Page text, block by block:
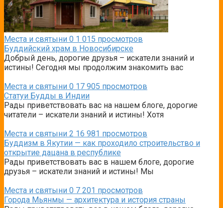
Места и святыни 0 1 015 просмотров
Буддийский храм в Новосибирске
Добрый день, дорогие друзья – искатели знаний и
истины! Сегодня мы продолжим знакомить вас
Места и святыни 0 17 905 просмотров
Статуи Будды в Индии
Рады приветствовать вас на нашем блоге, дорогие
читатели – искатели знаний и истины! Хотя
Места и святыни 2 16 981 просмотров
Буддизм в Якутии — как проходило строительство и
открытие дацана в республике
Рады приветствовать вас в нашем блоге, дорогие
друзья – искатели знаний и истины! Мы
Места и святыни 0 7 201 просмотров
Города Мьянмы — архитектура и история страны